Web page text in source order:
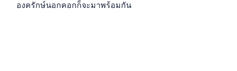
องครักษ์นอกคอกก็จะมาพร้อมกัน